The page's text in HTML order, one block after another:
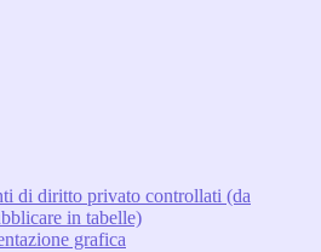
di diritto privato controllati (da
in tabelle)
grafica